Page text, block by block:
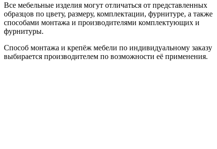
Все мебельные изделия могут отличаться от представленных
образцов по цвету, размеру, комплектации, фурнитуре, а также
способами монтажа и производителями комплектующих и
фурнитуры.
Способ монтажа и крепёж мебели по индивидуальному заказу
выбирается производителем по возможности её применения.